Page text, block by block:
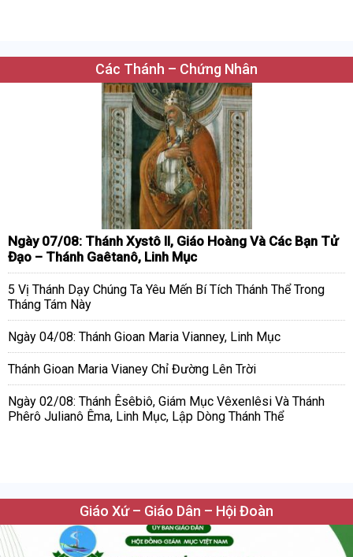
Các Thánh – Chứng Nhân
Ngày 07/08: Thánh Xystô II, Giáo Hoàng Và Các Bạn Tử
Đạo – Thánh Gaêtanô, Linh Mục
5 Vị Thánh Dạy Chúng Ta Yêu Mến Bí Tích Thánh Thể Trong
Tháng Tám Này
Ngày 04/08: Thánh Gioan Maria Vianney, Linh Mục
Thánh Gioan Maria Vianey Chỉ Đường Lên Trời
Ngày 02/08: Thánh Êsêbiô, Giám Mục Vêxenlêsi Và Thánh
Phêrô Julianô Êma, Linh Mục, Lập Dòng Thánh Thể
Giáo Xứ – Giáo Dân – Hội Đoàn